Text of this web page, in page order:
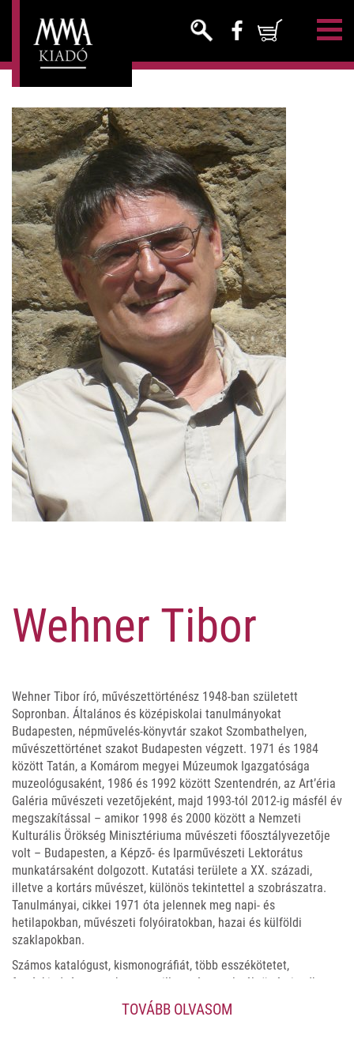
Wehner Tibor
Wehner Tibor író, művészettörténész 1948-ban született
Sopronban. Általános és középiskolai tanulmányokat
Budapesten, népművelés-könyvtár szakot Szombathelyen,
művészettörténet szakot Budapesten végzett. 1971 és 1984
között Tatán, a Komárom megyei Múzeumok Igazgatósága
muzeológusaként, 1986 és 1992 között Szentendrén, az Art’éria
Galéria művészeti vezetőjeként, majd 1993-tól 2012-ig másfél év
megszakítással – amikor 1998 és 2000 között a Nemzeti
Kulturális Örökség Minisztériuma művészeti főosztályvezetője
volt – Budapesten, a Képző- és Iparművészeti Lektorátus
munkatársaként dolgozott. Kutatási területe a XX. századi,
illetve a kortárs művészet, különös tekintettel a szobrászatra.
Tanulmányai, cikkei 1971 óta jelennek meg napi- és
hetilapokban, művészeti folyóiratokban, hazai és külföldi
szaklapokban.
Számos katalógust, kismonográfiát, több esszékötetet,
forráskiadványt szerkesztett, illetve írt az elmúlt öt évtizedben,
amelyek közül a legfontosabbak:
1986. Gondolat Kiadó; A Szentendrei Vajda Lajos Stúdió
TOVÁBB OLVASOM